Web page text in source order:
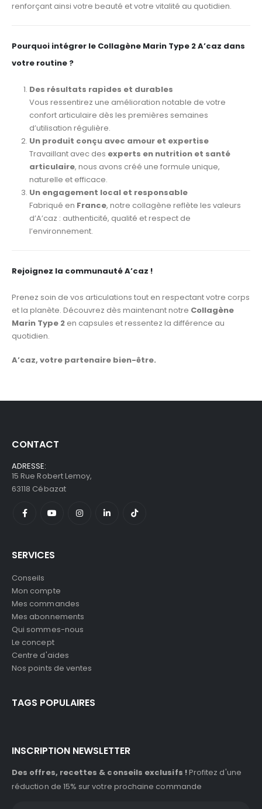
renforçant ainsi votre beauté et votre vitalité au quotidien.
Pourquoi intégrer le Collagène Marin Type 2 A’caz dans
votre routine ?
Des résultats rapides et durables
Vous ressentirez une amélioration notable de votre
confort articulaire dès les premières semaines
d’utilisation régulière.
Un produit conçu avec amour et expertise
Travaillant avec des experts en nutrition et santé
articulaire, nous avons créé une formule unique,
naturelle et efficace.
Un engagement local et responsable
Fabriqué en France, notre collagène reflète les valeurs
d’A’caz : authenticité, qualité et respect de
l’environnement.
Rejoignez la communauté A’caz !
Prenez soin de vos articulations tout en respectant votre corps
et la planète. Découvrez dès maintenant notre Collagène
Marin Type 2 en capsules et ressentez la différence au
quotidien.
A’caz, votre partenaire bien-être.
CONTACT
ADRESSE:
15 Rue Robert Lemoy,
63118 Cébazat
SERVICES
Conseils
Mon compte
Mes commandes
Mes abonnements
Qui sommes-nous
Le concept
Centre d'aides
Nos points de ventes
TAGS POPULAIRES
INSCRIPTION NEWSLETTER
Des offres, recettes & conseils exclusifs !Profitez d'une
réduction de 15% sur votre prochaine commande